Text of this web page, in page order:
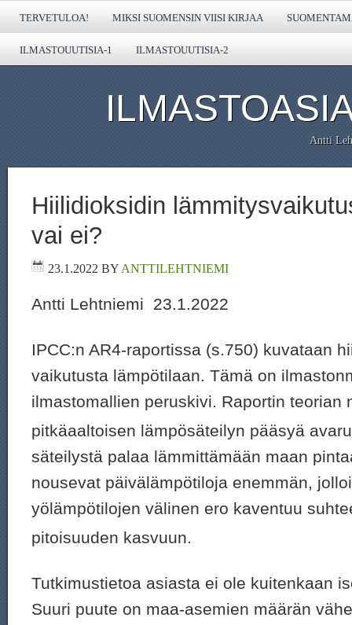
TERVETULOA! MIKSI SUOMENSIN VIISI KIRJAA
ILMASTOUUTISIA-1 ILMASTOUUTISIA-2
Antti
Hiilidioksidin
vai ei?
23.1.2022 BYANTTILEHTNIEMI
Antti Lehtniemi 23.1.2022
IPCC:n AR4-raportissa (s.750) kuvataan
vaikutusta lämpötilaan. Tämä on
ilmastomallien peruskivi. Raportin teorian
pitkäaaltoisen lämpösäteilyn pääsyä
säteilystä palaa lämmittämään maan
nousevat päivälämpötiloja enemmän,
yölämpötilojen välinen ero kaventuu
pitoisuuden kasvuun.
Tutkimustietoa asiasta ei ole kuitenkaan
Suuri puute on maa-asemien määrän